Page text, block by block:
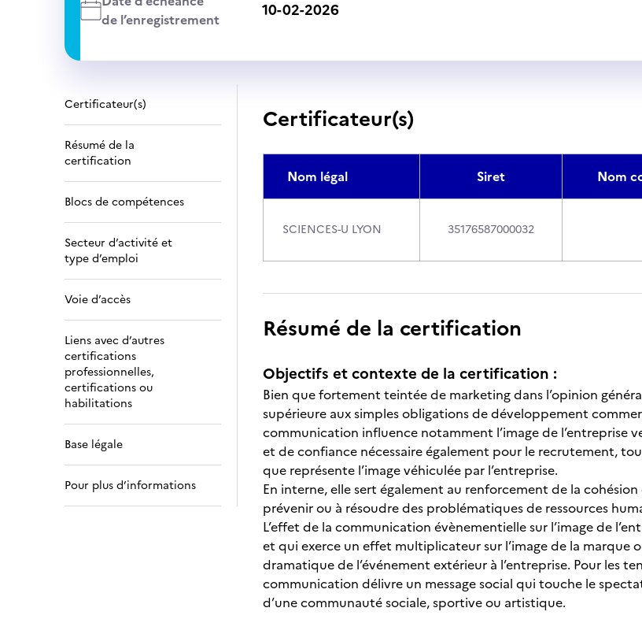
de l’enregistrement
10-02-2026
Certificateur(s)
Résumé de la
certification
Blocs de compétences
Secteur d’activité et
type d’emploi
Voie d’accès
Liens avec d’autres
certifications
professionnelles,
certifications ou
habilitations
Base légale
Pour plus d’informations
Certificateur(s)
Nom légal Siret Nom
SCIENCES-U LYON 35176587000032
Résumé de la certification
Objectifs et contexte de la certification :
Bien que fortement teintée de marketing dans l’opinion
supérieure aux simples obligations de développement
communication influence notamment l’image de l’entreprise
et de confiance nécessaire également pour le recrutement,
que représente l’image véhiculée par l’entreprise.
En interne, elle sert également au renforcement de la
prévenir ou à résoudre des problématiques de ressources
L’effet de la communication évènementielle sur l’image de
et qui exerce un effet multiplicateur sur l’image de la marque
dramatique de l’événement extérieur à l’entreprise. Pour les
communication délivre un message social qui touche le
d’une communauté sociale, sportive ou artistique.